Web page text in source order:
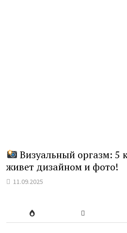
Визуальный оргазм: 5
живет дизайном и фото!
11.09.2025